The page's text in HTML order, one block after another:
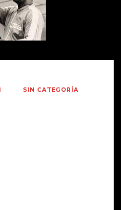
SIN CATEGORÍA